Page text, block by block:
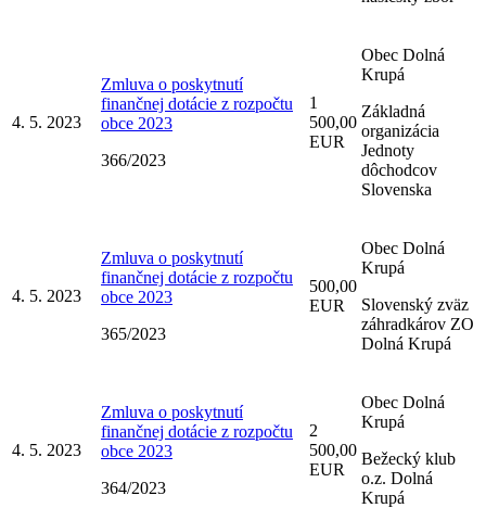
4. 5. 2023
Zmluva o poskytnutí
finančnej dotácie z rozpočtu
obce 2023
366/2023
1
500,00
EUR
Obec Dolná
Krupá
Základná
organizácia
Jednoty
dôchodcov
Slovenska
4. 5. 2023
Zmluva o poskytnutí
finančnej dotácie z rozpočtu
obce 2023
365/2023
500,00
EUR
Obec Dolná
Krupá
Slovenský zväz
záhradkárov ZO
Dolná Krupá
4. 5. 2023
Zmluva o poskytnutí
finančnej dotácie z rozpočtu
obce 2023
364/2023
2
500,00
EUR
Obec Dolná
Krupá
Bežecký klub
o.z. Dolná
Krupá